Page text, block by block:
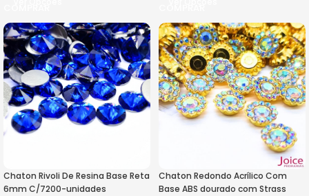
Chaton Rivoli De Resina Base Reta
6mm C/7200-unidades
Chaton Redondo Acrílico Com
Base ABS dourado com Strass